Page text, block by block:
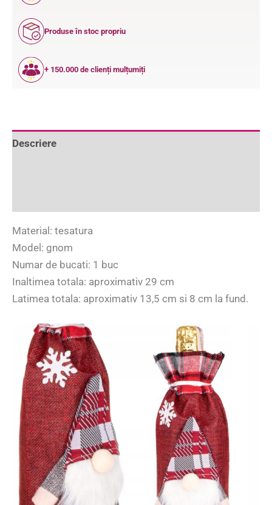
Produse în stoc propriu
+ 150.000 de clienți mulțumiți
Descriere
Material: tesatura
Model: gnom
Numar de bucati: 1 buc
Inaltimea totala: aproximativ 29 cm
Latimea totala: aproximativ 13,5 cm si 8 cm la fund.